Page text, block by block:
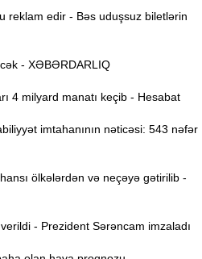
reklam edir - Bəs uduşsuz biletlərin
- XƏBƏRDARLIQ
4 milyard manatı keçib - Hesabat
imtahanının nəticəsi: 543 nəfər
ölkələrdən və neçəyə gətirilib -
- Prezident Sərəncam imzaladı